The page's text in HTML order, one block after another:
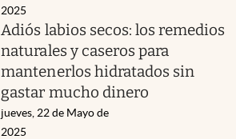
2025
Adiós labios secos: los remedios
naturales y caseros para
mantenerlos hidratados sin
gastar mucho dinero
jueves, 22 de Mayo de
2025